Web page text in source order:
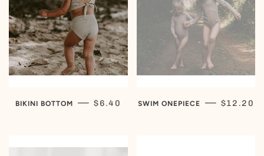
BIKINI BOTTOM — PRIX RÉDUIT
$6.40 SWIM ONEPIECE — PRIX
$12.20